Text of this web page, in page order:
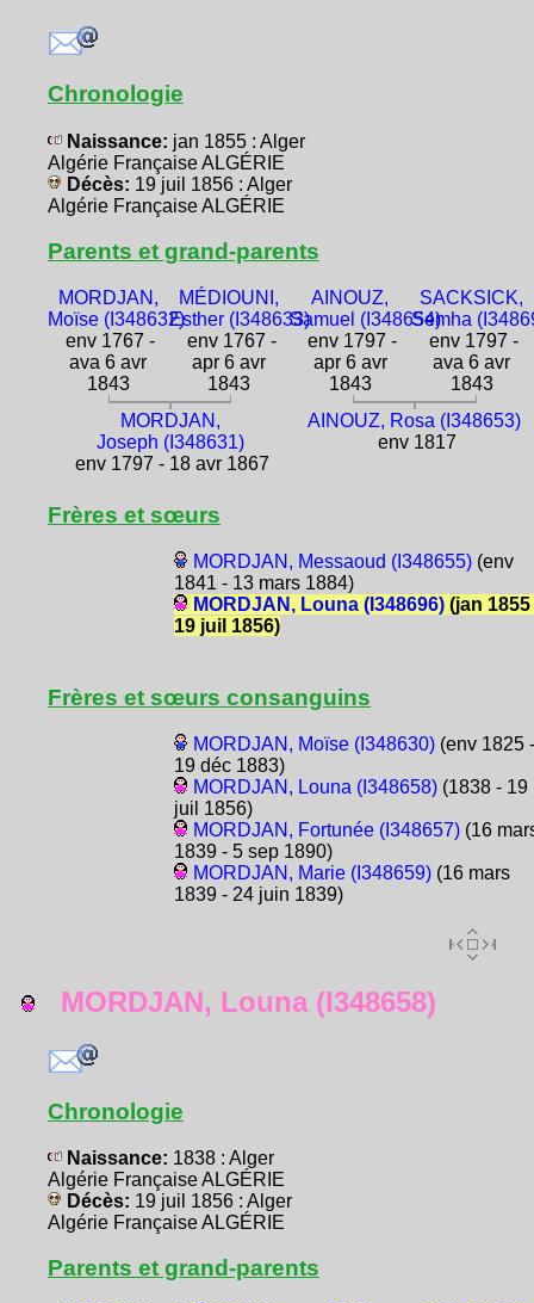
Chronologie
Naissance: jan 1855 : Alger
Algérie Française ALGÉRIE
Décès: 19 juil 1856 : Alger
Algérie Française ALGÉRIE
Parents et grand-parents
MORDJAN,
Moïse (I348632)
env 1767 -
ava 6 avr
1843
MÉDIOUNI,
Esther (I348633)
env 1767 -
apr 6 avr
1843
AINOUZ,
Samuel (I348654)
env 1797 -
apr 6 avr
1843
SACKSICK,
Semha
env 1797 -
ava 6 avr
1843
MORDJAN,
Joseph (I348631)
env 1797 - 18 avr 1867
AINOUZ, Rosa (I348653)
env 1817
Frères et sœurs
MORDJAN, Messaoud (I348655)(env
1841 - 13 mars 1884)
MORDJAN, Louna (I348696)(jan 1855
19 juil 1856)
Frères et sœurs consanguins
MORDJAN, Moïse (I348630)(env 1825 -
19 déc 1883)
MORDJAN, Louna (I348658)(1838 - 19
juil 1856)
MORDJAN, Fortunée (I348657)(16
1839 - 5 sep 1890)
MORDJAN, Marie (I348659)(16 mars
1839 - 24 juin 1839)
MORDJAN, Louna (I348658)
Chronologie
Naissance: 1838 : Alger
Algérie Française ALGÉRIE
Décès: 19 juil 1856 : Alger
Algérie Française ALGÉRIE
Parents et grand-parents